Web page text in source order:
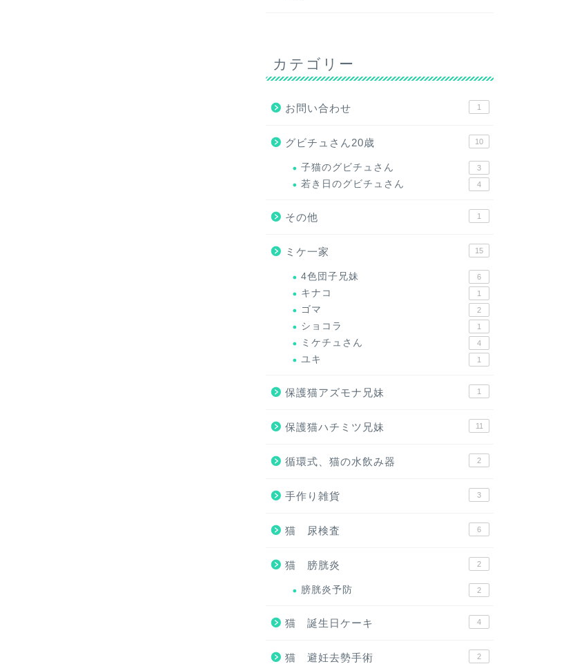
カテゴリー
お問い合わせ 1
グビチュさん20歳 10
子猫のグビチュさん 3
若き日のグビチュさん 4
その他 1
ミケ一家 15
4色団子兄妹 6
キナコ 1
ゴマ 2
ショコラ 1
ミケチュさん 4
ユキ 1
保護猫アズモナ兄妹 1
保護猫ハチミツ兄妹 11
循環式、猫の水飲み器 2
手作り雑貨 3
猫 尿検査 6
猫 膀胱炎 2
膀胱炎予防 2
猫 誕生日ケーキ 4
猫 避妊去勢手術 2